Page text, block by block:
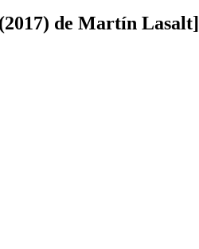
de Martín Lasalt]